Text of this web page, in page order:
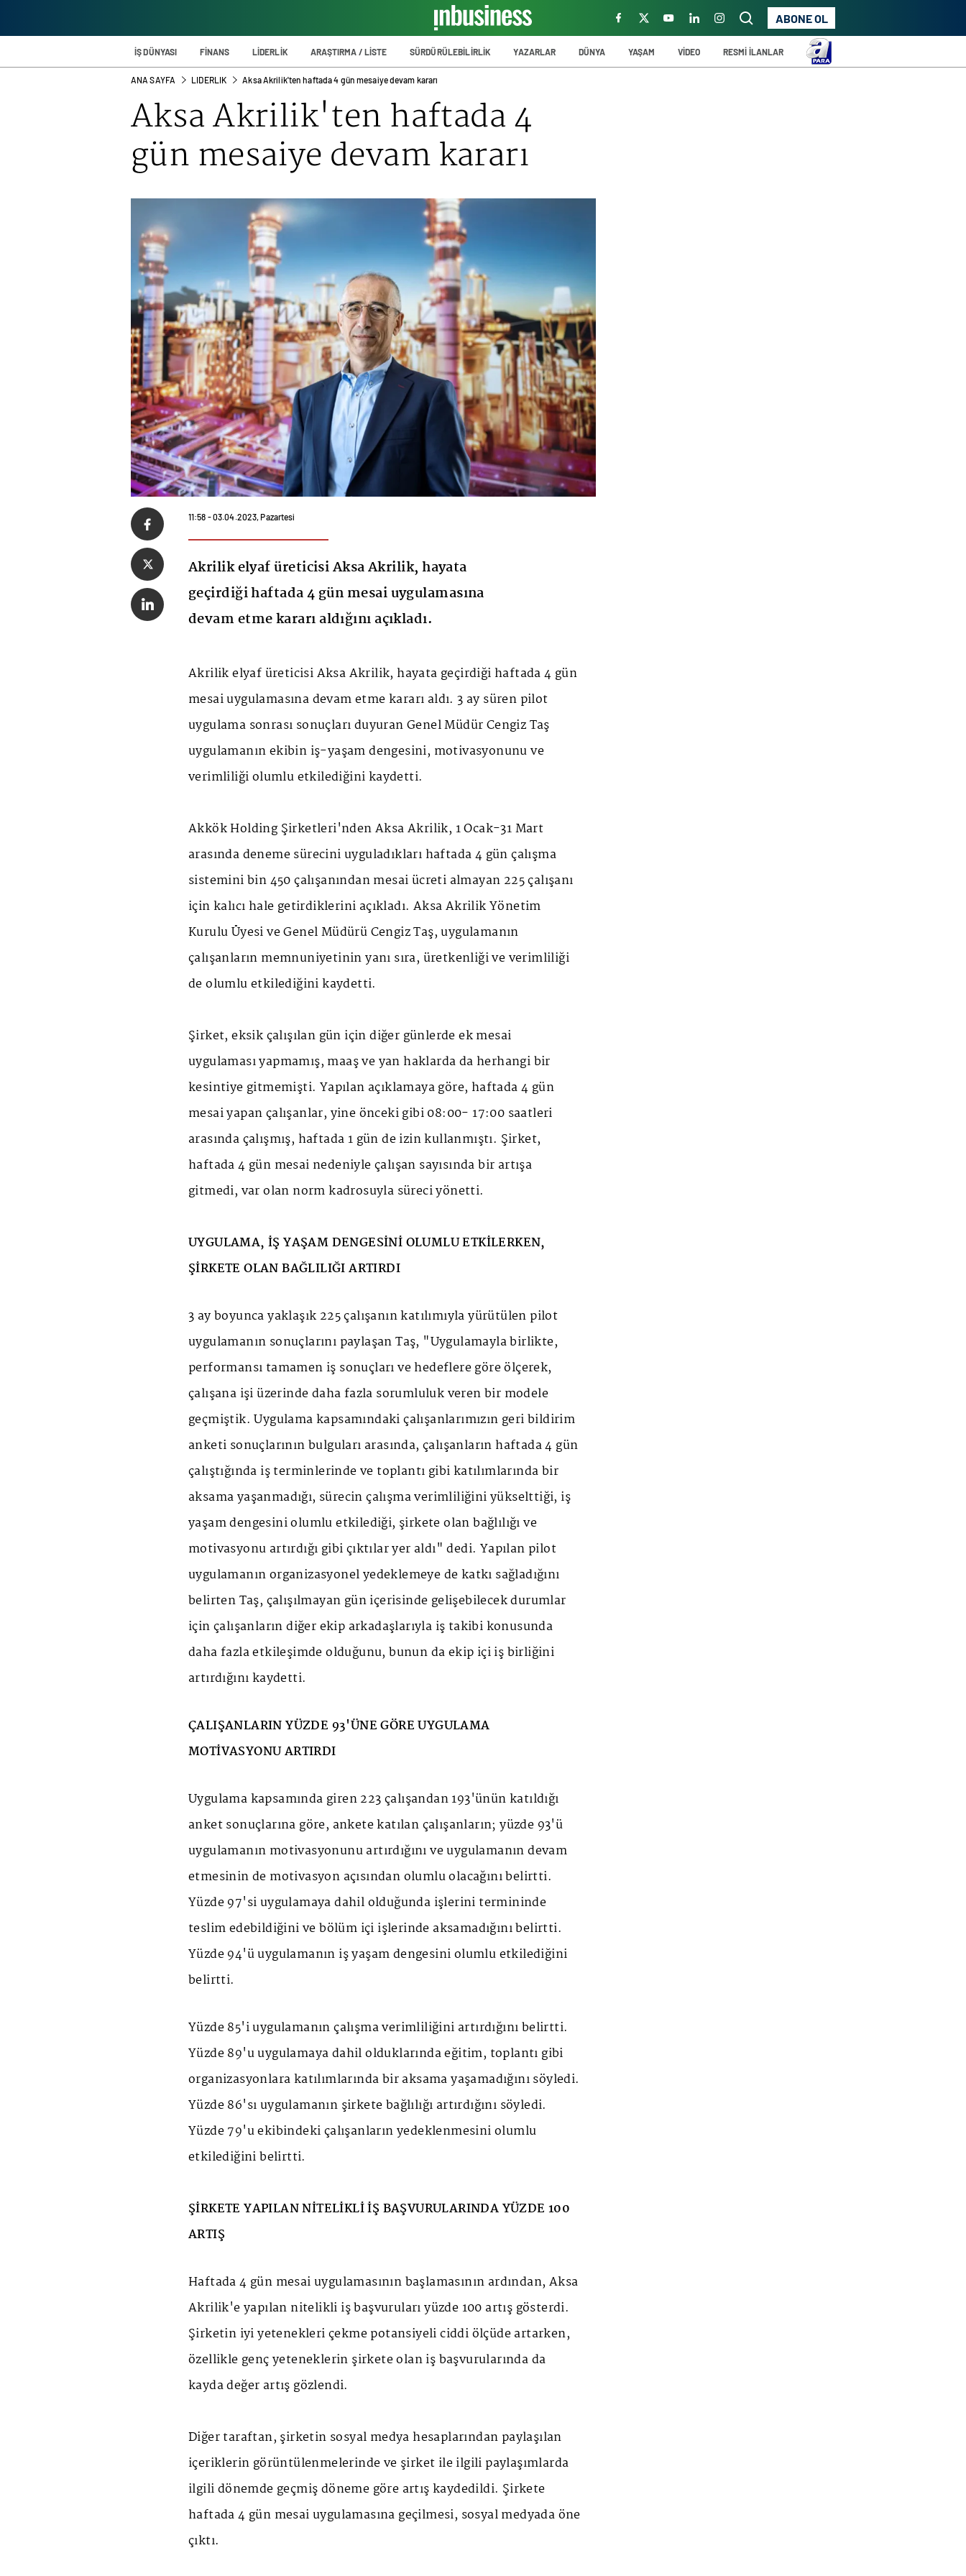
ABONE OL
İŞ DÜNYASI FİNANS LİDERLİK ARAŞTIRMA / LİSTE SÜRDÜRÜLEBİLİRLİK YAZARLAR DÜNYA YAŞAM VİDEO RESMİ İLANLAR
ANA SAYFA LIDERLIK Aksa Akrilik'ten haftada 4 gün mesaiye devam kararı
Aksa Akrilik'ten haftada 4
gün mesaiye devam kararı
11:58 - 03.04.2023, Pazartesi
Akrilik elyaf üreticisi Aksa Akrilik, hayata
geçirdiği haftada 4 gün mesai uygulamasına
devam etme kararı aldığını açıkladı.
Akrilik elyaf üreticisi Aksa Akrilik, hayata geçirdiği haftada 4 gün
mesai uygulamasına devam etme kararı aldı. 3 ay süren pilot
uygulama sonrası sonuçları duyuran Genel Müdür Cengiz Taş
uygulamanın ekibin iş-yaşam dengesini, motivasyonunu ve
verimliliği olumlu etkilediğini kaydetti.
Akkök Holding Şirketleri'nden Aksa Akrilik, 1 Ocak-31 Mart
arasında deneme sürecini uyguladıkları haftada 4 gün çalışma
sistemini bin 450 çalışanından mesai ücreti almayan 225 çalışanı
için kalıcı hale getirdiklerini açıkladı. Aksa Akrilik Yönetim
Kurulu Üyesi ve Genel Müdürü Cengiz Taş, uygulamanın
çalışanların memnuniyetinin yanı sıra, üretkenliği ve verimliliği
de olumlu etkilediğini kaydetti.
Şirket, eksik çalışılan gün için diğer günlerde ek mesai
uygulaması yapmamış, maaş ve yan haklarda da herhangi bir
kesintiye gitmemişti. Yapılan açıklamaya göre, haftada 4 gün
mesai yapan çalışanlar, yine önceki gibi 08:00- 17:00 saatleri
arasında çalışmış, haftada 1 gün de izin kullanmıştı. Şirket,
haftada 4 gün mesai nedeniyle çalışan sayısında bir artışa
gitmedi, var olan norm kadrosuyla süreci yönetti.
UYGULAMA, İŞ YAŞAM DENGESİNİ OLUMLU ETKİLERKEN,
ŞİRKETE OLAN BAĞLILIĞI ARTIRDI
3 ay boyunca yaklaşık 225 çalışanın katılımıyla yürütülen pilot
uygulamanın sonuçlarını paylaşan Taş, "Uygulamayla birlikte,
performansı tamamen iş sonuçları ve hedeflere göre ölçerek,
çalışana işi üzerinde daha fazla sorumluluk veren bir modele
geçmiştik. Uygulama kapsamındaki çalışanlarımızın geri bildirim
anketi sonuçlarının bulguları arasında, çalışanların haftada 4 gün
çalıştığında iş terminlerinde ve toplantı gibi katılımlarında bir
aksama yaşanmadığı, sürecin çalışma verimliliğini yükselttiği, iş
yaşam dengesini olumlu etkilediği, şirkete olan bağlılığı ve
motivasyonu artırdığı gibi çıktılar yer aldı" dedi. Yapılan pilot
uygulamanın organizasyonel yedeklemeye de katkı sağladığını
belirten Taş, çalışılmayan gün içerisinde gelişebilecek durumlar
için çalışanların diğer ekip arkadaşlarıyla iş takibi konusunda
daha fazla etkileşimde olduğunu, bunun da ekip içi iş birliğini
artırdığını kaydetti.
ÇALIŞANLARIN YÜZDE 93'ÜNE GÖRE UYGULAMA
MOTİVASYONU ARTIRDI
Uygulama kapsamında giren 223 çalışandan 193'ünün katıldığı
anket sonuçlarına göre, ankete katılan çalışanların; yüzde 93'ü
uygulamanın motivasyonunu artırdığını ve uygulamanın devam
etmesinin de motivasyon açısından olumlu olacağını belirtti.
Yüzde 97'si uygulamaya dahil olduğunda işlerini termininde
teslim edebildiğini ve bölüm içi işlerinde aksamadığını belirtti.
Yüzde 94'ü uygulamanın iş yaşam dengesini olumlu etkilediğini
belirtti.
Yüzde 85'i uygulamanın çalışma verimliliğini artırdığını belirtti.
Yüzde 89'u uygulamaya dahil olduklarında eğitim, toplantı gibi
organizasyonlara katılımlarında bir aksama yaşamadığını söyledi.
Yüzde 86'sı uygulamanın şirkete bağlılığı artırdığını söyledi.
Yüzde 79'u ekibindeki çalışanların yedeklenmesini olumlu
etkilediğini belirtti.
ŞİRKETE YAPILAN NİTELİKLİ İŞ BAŞVURULARINDA YÜZDE 100
ARTIŞ
Haftada 4 gün mesai uygulamasının başlamasının ardından, Aksa
Akrilik'e yapılan nitelikli iş başvuruları yüzde 100 artış gösterdi.
Şirketin iyi yetenekleri çekme potansiyeli ciddi ölçüde artarken,
özellikle genç yeteneklerin şirkete olan iş başvurularında da
kayda değer artış gözlendi.
Diğer taraftan, şirketin sosyal medya hesaplarından paylaşılan
içeriklerin görüntülenmelerinde ve şirket ile ilgili paylaşımlarda
ilgili dönemde geçmiş döneme göre artış kaydedildi. Şirkete
haftada 4 gün mesai uygulamasına geçilmesi, sosyal medyada öne
çıktı.